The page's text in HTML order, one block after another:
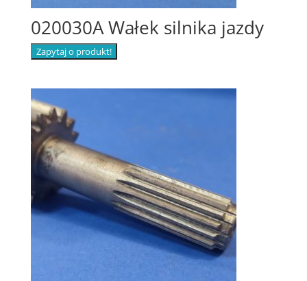
020030A Wałek silnika jazdy
Zapytaj o produkt!